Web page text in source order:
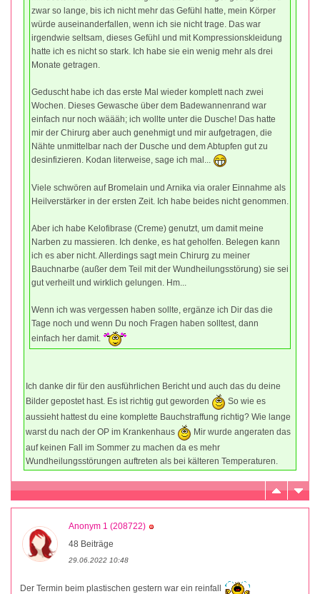
zwar so lange, bis ich nicht mehr das Gefühl hatte, mein Körper
würde auseinanderfallen, wenn ich sie nicht trage. Das war
irgendwie seltsam, dieses Gefühl und mit Kompressionskleidung
hatte ich es nicht so stark. Ich habe sie ein wenig mehr als drei
Monate getragen.
Geduscht habe ich das erste Mal wieder komplett nach zwei
Wochen. Dieses Gewasche über dem Badewannenrand war
einfach nur noch wäääh; ich wollte unter die Dusche! Das hatte
mir der Chirurg aber auch genehmigt und mir aufgetragen, die
Nähte unmittelbar nach der Dusche und dem Abtupfen gut zu
desinfizieren. Kodan literweise, sage ich mal...
Viele schwören auf Bromelain und Arnika via oraler Einnahme als
Heilverstärker in der ersten Zeit. Ich habe beides nicht genommen.
Aber ich habe Kelofibrase (Creme) genutzt, um damit meine
Narben zu massieren. Ich denke, es hat geholfen. Belegen kann
ich es aber nicht. Allerdings sagt mein Chirurg zu meiner
Bauchnarbe (außer dem Teil mit der Wundheilungsstörung) sie sei
gut verheilt und wirklich gelungen. Hm...
Wenn ich was vergessen haben sollte, ergänze ich Dir das die
Tage noch und wenn Du noch Fragen haben solltest, dann
einfach her damit.
Ich danke dir für den ausführlichen Bericht und auch das du deine
Bilder gepostet hast. Es ist richtig gut geworden
So wie es
aussieht hattest du eine komplette Bauchstraffung richtig? Wie lange
warst du nach der OP im Krankenhaus
Mir wurde angeraten das
auf keinen Fall im Sommer zu machen da es mehr
Wundheilungsstörungen auftreten als bei kälteren Temperaturen.
Anonym 1 (208722)
48 Beiträge
29.06.2022 10:48
Der Termin beim plastischen gestern war ein reinfall